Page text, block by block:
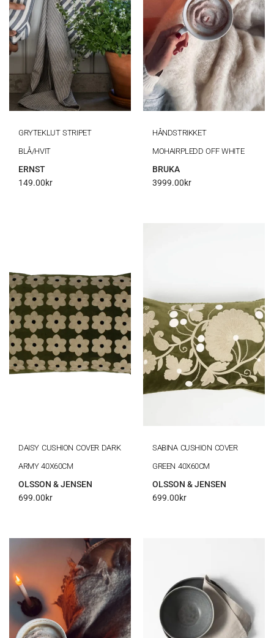
GRYTEKLUT STRIPET
BLÅ/HVIT
ERNST
149.00kr
HÅNDSTRIKKET
MOHAIRPLEDD OFF WHITE
BRUKA
3999.00kr
DAISY CUSHION COVER DARK
ARMY 40X60CM
OLSSON & JENSEN
699.00kr
SABINA CUSHION COVER
GREEN 40X60CM
OLSSON & JENSEN
699.00kr